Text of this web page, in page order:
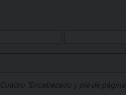
Cuadro "Encabezado y pie de página